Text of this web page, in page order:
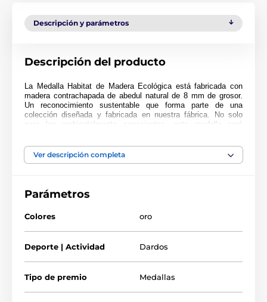
Descripción y parámetros
Descripción del producto
La Medalla Habitat de Madera Ecológica está fabricada con
madera contrachapada de abedul natural de 8 mm de grosor.
Un reconocimiento sustentable que forma parte de una
colección diseñada y fabricada en nuestra fábrica. No solo
para los ambientalmente conscientes, esta medalla será
Impresa a full color, esta medalla es noble, impresionante y
única. Elija entre tres tamaños muy grandes de hasta 9 cm.
de consultar nuestros precios fantásticos para pedidos al por
mayor.
Tómese el tiempo de ver nuestro breve video a continuación
Ver descripción completa
Parámetros
Colores oro
Deporte | Actividad Dardos
Tipo de premio Medallas